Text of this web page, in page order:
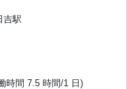
吉駅
時間 7.5 時間/1 日)